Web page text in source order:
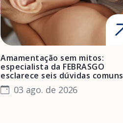
Amamentação sem mitos:
especialista da FEBRASGO
esclarece seis dúvidas comuns
03 ago. de 2026